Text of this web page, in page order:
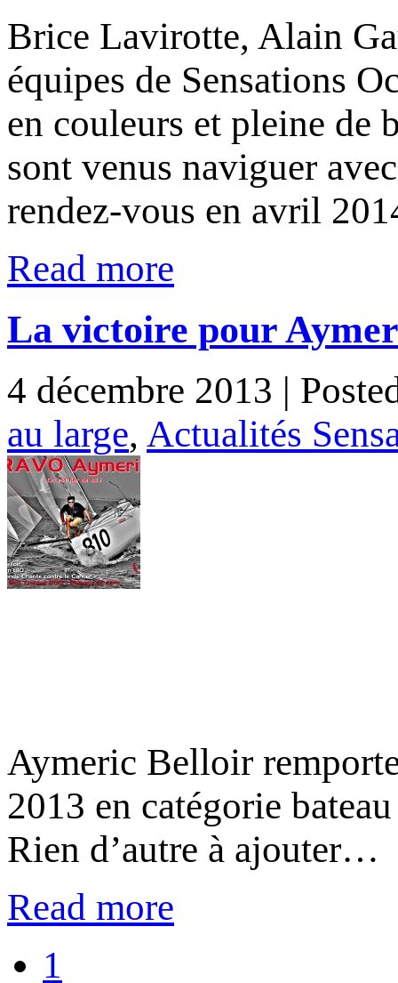
Brice Lavirotte, Alain
équipes de Sensations
en couleurs et pleine de
sont venus naviguer
rendez-vous en avril
Read more
La victoire pour
4 décembre 2013 |
au large, Actualités
Aymeric Belloir
2013 en catégorie
Rien d’autre à ajouter…
Read more
1